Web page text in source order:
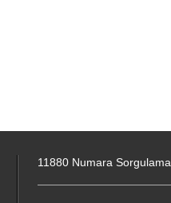
11880 Numara Sorgulama